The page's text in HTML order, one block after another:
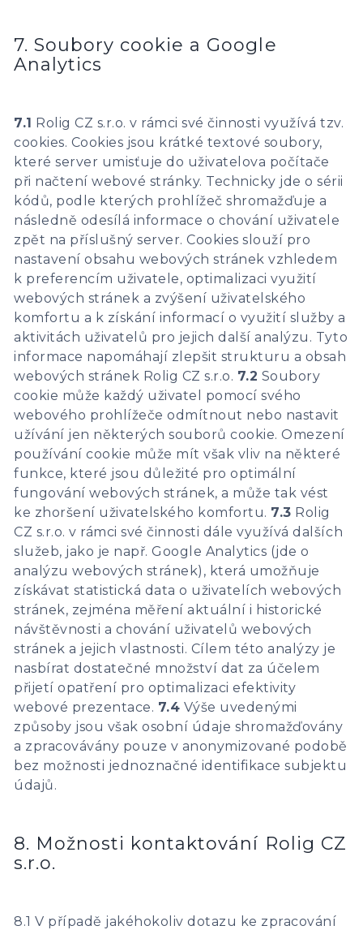
7. Soubory cookie a Google
Analytics
7.1 Rolig CZ s.r.o. v rámci své činnosti využívá tzv.
cookies. Cookies jsou krátké textové soubory,
které server umisťuje do uživatelova počítače
při načtení webové stránky. Technicky jde o sérii
kódů, podle kterých prohlížeč shromažďuje a
následně odesílá informace o chování uživatele
zpět na příslušný server. Cookies slouží pro
nastavení obsahu webových stránek vzhledem
k preferencím uživatele, optimalizaci využití
webových stránek a zvýšení uživatelského
komfortu a k získání informací o využití služby a
aktivitách uživatelů pro jejich další analýzu. Tyto
informace napomáhají zlepšit strukturu a obsah
webových stránek Rolig CZ s.r.o. 7.2 Soubory
cookie může každý uživatel pomocí svého
webového prohlížeče odmítnout nebo nastavit
užívání jen některých souborů cookie. Omezení
používání cookie může mít však vliv na některé
funkce, které jsou důležité pro optimální
fungování webových stránek, a může tak vést
ke zhoršení uživatelského komfortu. 7.3 Rolig
CZ s.r.o. v rámci své činnosti dále využívá dalších
služeb, jako je např. Google Analytics (jde o
analýzu webových stránek), která umožňuje
získávat statistická data o uživatelích webových
stránek, zejména měření aktuální i historické
návštěvnosti a chování uživatelů webových
stránek a jejich vlastnosti. Cílem této analýzy je
nasbírat dostatečné množství dat za účelem
přijetí opatření pro optimalizaci efektivity
webové prezentace. 7.4 Výše uvedenými
způsoby jsou však osobní údaje shromažďovány
a zpracovávány pouze v anonymizované podobě
bez možnosti jednoznačné identifikace subjektu
údajů.
8. Možnosti kontaktování Rolig CZ
s.r.o.
8.1 V případě jakéhokoliv dotazu ke zpracování